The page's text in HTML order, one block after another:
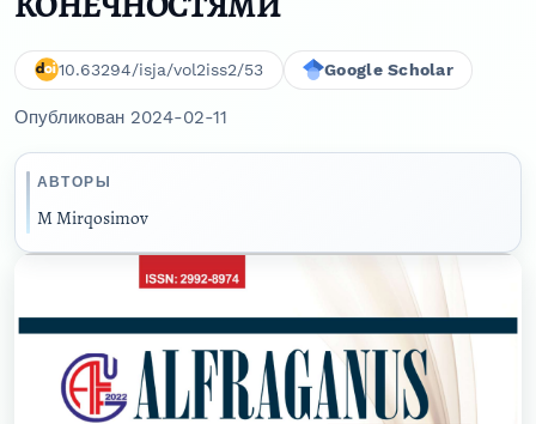
10.63294/isja/vol2iss2/53 Google Scholar
Опубликован 2024-02-11
АВТОРЫ
M Mirqosimov